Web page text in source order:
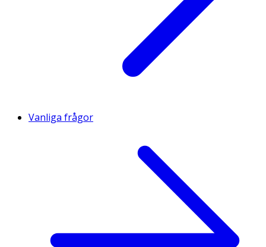
Vanliga frågor